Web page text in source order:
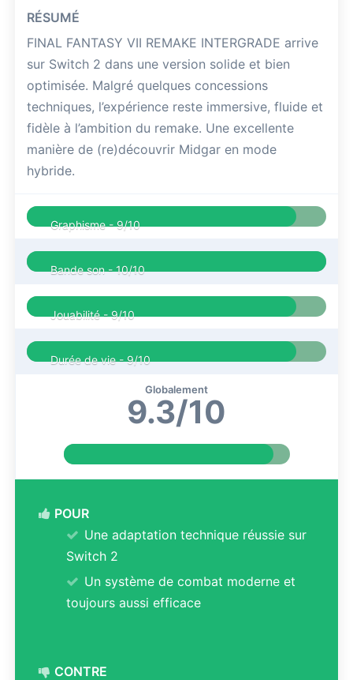
RÉSUMÉ
FINAL FANTASY VII REMAKE INTERGRADE arrive
sur Switch 2 dans une version solide et bien
optimisée. Malgré quelques concessions
techniques, l’expérience reste immersive, fluide et
fidèle à l’ambition du remake. Une excellente
manière de (re)découvrir Midgar en mode
hybride.
Graphisme -9/10
Bande son -10/10
Jouabilité -9/10
Durée de vie -9/10
Globalement
9.3/10
POUR
Une adaptation technique réussie sur
Switch 2
Un système de combat moderne et
toujours aussi efficace
CONTRE